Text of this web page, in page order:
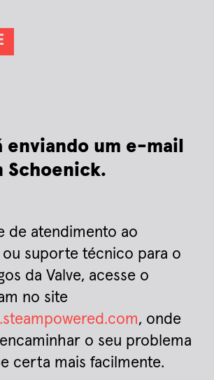
enviando um e-mail
Schoenick.
de atendimento ao
suporte técnico para o
da Valve, acesse o
no site
, onde
o seu problema
certa mais facilmente.